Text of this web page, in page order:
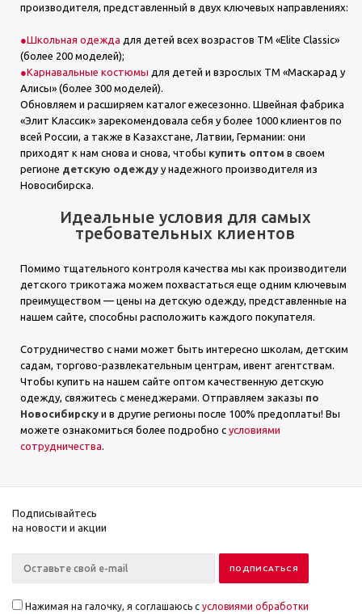
производителя, представленный в двух ключевых направлениях:
Школьная одежда для детей всех возрастов ТМ «Elite Classic»
(более 200 моделей);
Карнавальные костюмы для детей и взрослых ТМ «Маскарад у
Алисы» (более 300 моделей).
Обновляем и расширяем каталог ежесезонно. Швейная фабрика
«Элит Классик» зарекомендовала себя у более 1000 клиентов по
всей России, а также в Казахстане, Латвии, Германии: они
приходят к нам снова и снова, чтобы купить оптом в своем
регионе детскую одежду у надежного производителя из
Новосибирска.
Идеальные условия для самых
требовательных клиентов
Помимо тщательного контроля качества мы как производители
детского трикотажа можем похвастаться еще одним ключевым
преимуществом — цены на детскую одежду, представленные на
нашем сайте, способны расположить каждого покупателя.
Сотрудничество с нами может быть интересно школам, детским
садам, торгово-развлекательным центрам, ивент агентствам.
Чтобы купить на нашем сайте оптом качественную детскую
одежду, свяжитесь с менеджерами. Отправляем заказы по
Новосибирску и в другие регионы после 100% предоплаты! Вы
можете ознакомиться более подробно с условиями
сотрудничества.
Подписывайтесь
на новости и акции
Нажимая на галочку, я соглашаюсь с условиями обработки